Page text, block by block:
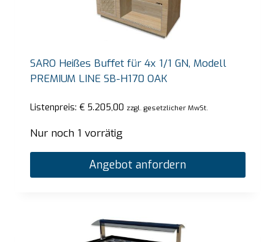
SARO Heißes Buffet für 4x 1/1 GN, Modell
PREMIUM LINE SB-H170 OAK
Listenpreis: €5.205,00 zzgl. gesetzlicher MwSt.
Nur noch 1 vorrätig
Angebot anfordern